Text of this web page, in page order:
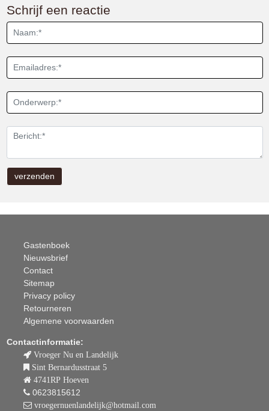
Schrijf een reactie
Gastenboek
Nieuwsbrief
Contact
Sitemap
Privacy policy
Retourneren
Algemene voorwaarden
Contactinformatie:
Vroeger Nu en Landelijk
Sint Bernardusstraat 5
4741RP Hoeven
0623815612
vroegernuenlandelijk@hotmail.com